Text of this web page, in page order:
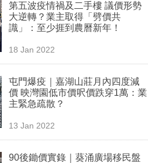
第五波疫情禍及二手樓 議價形勢
大逆轉？業主取得「劈價共
識」：至少捱到農曆新年！
18 Jan 2022
屯門爆疫｜嘉湖山莊月內四度減
價 映灣園低市價呎價跌穿1萬：業
主緊急疏散？
13 Jan 2022
90後鋤價實錄｜葵涌廣場移民盤